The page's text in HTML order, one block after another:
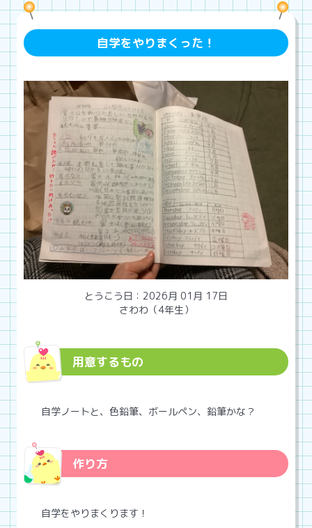
自学をやりまくった！
とうこう日：2026月 01月 17日
さわわ（4年生）
用意するもの
自学ノートと、色鉛筆、ボールペン、鉛筆かな？
作り方
自学をやりまくります！